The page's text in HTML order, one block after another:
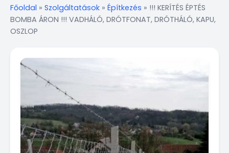
Főoldal » Szolgáltatások » Építkezés » !!! KERÍTÉS ÉPTÉS
BOMBA ÁRON !!! VADHÁLÓ, DRÓTFONAT, DRÓTHÁLÓ, KAPU,
OSZLOP